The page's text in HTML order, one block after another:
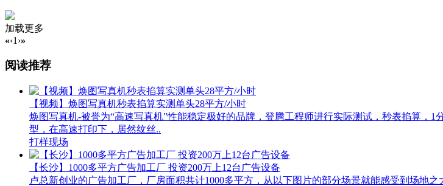
加载更多
«‹1›»
阅读推荐
【视频】焕图写真机秒表掐算实测单头28平方/小时
焕图写真机-被誉为“高速写真机”性能稳定极好的品牌，登腾工程师进行实际测试，秒表掐算，
型，在高速打印下，居然纹丝..
打样现场
【长沙】1000多平方广告加工厂 投资200万上12台广告设备
卢总新创业的广告加工厂，厂房面积共计1000多平方，从以下图片的部分场景就能感受到场地